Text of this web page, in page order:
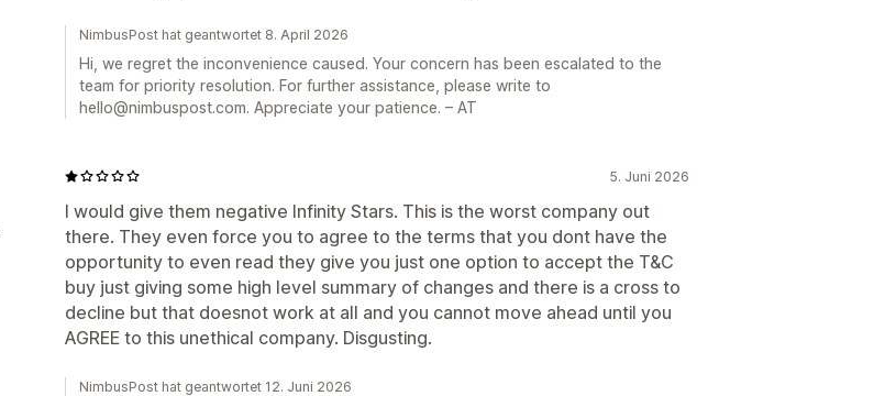
NimbusPost hat geantwortet 8. April 2026
Hi, we regret the inconvenience caused. Your concern has been escalated to the
team for priority resolution. For further assistance, please write to
hello@nimbuspost.com. Appreciate your patience. – AT
5. Juni 2026
I would give them negative Infinity Stars. This is the worst company out
there. They even force you to agree to the terms that you dont have the
opportunity to even read they give you just one option to accept the T&C
buy just giving some high level summary of changes and there is a cross to
decline but that doesnot work at all and you cannot move ahead until you
AGREE to this unethical company. Disgusting.
NimbusPost hat geantwortet 12. Juni 2026